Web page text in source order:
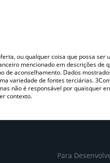
ou qualquer coisa que possa
mencionado em descrições
aconselhamento. Dados
variedade de fontes terciárias.
não é responsável por quaisquer
contexto.
Para